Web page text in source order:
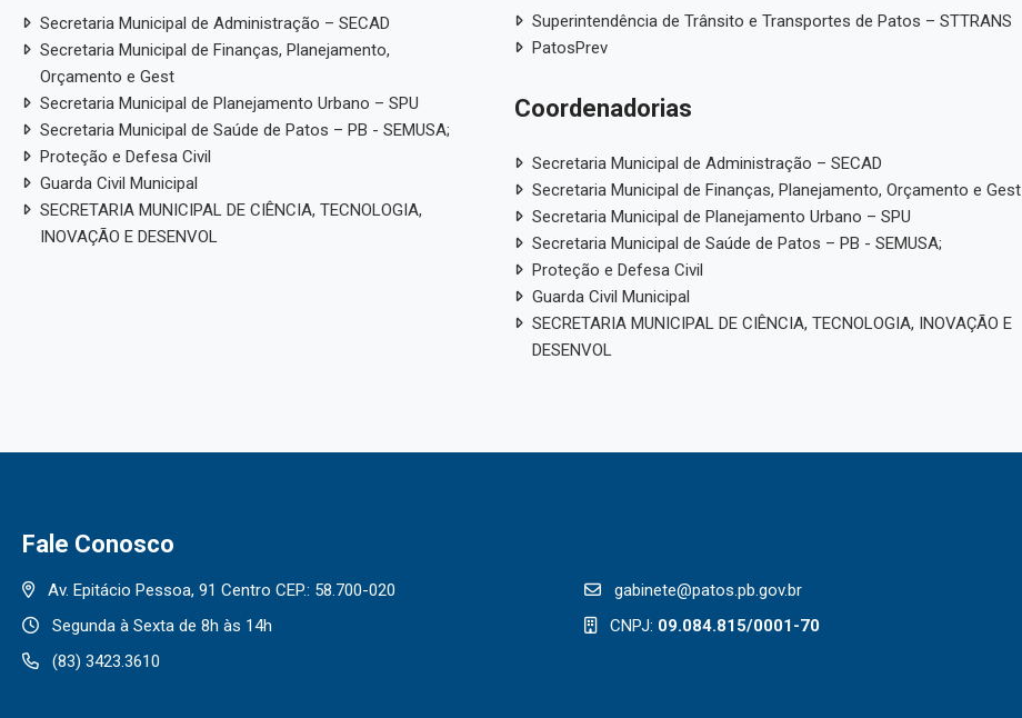
Secretaria Municipal de Administração – SECAD
Secretaria Municipal de Finanças, Planejamento,
Orçamento e Gest
Secretaria Municipal de Planejamento Urbano – SPU
Secretaria Municipal de Saúde de Patos – PB - SEMUSA;
Proteção e Defesa Civil
Guarda Civil Municipal
SECRETARIA MUNICIPAL DE CIÊNCIA, TECNOLOGIA,
INOVAÇÃO E DESENVOL
Superintendência de Trânsito e Transportes de Patos – STTRANS
PatosPrev
Coordenadorias
Secretaria Municipal de Administração – SECAD
Secretaria Municipal de Finanças, Planejamento, Orçamento e Gest
Secretaria Municipal de Planejamento Urbano – SPU
Secretaria Municipal de Saúde de Patos – PB - SEMUSA;
Proteção e Defesa Civil
Guarda Civil Municipal
SECRETARIA MUNICIPAL DE CIÊNCIA, TECNOLOGIA, INOVAÇÃO E
DESENVOL
Fale Conosco
Av. Epitácio Pessoa, 91 Centro CEP.: 58.700-020
Segunda à Sexta de 8h às 14h
(83) 3423.3610
gabinete@patos.pb.gov.br
CNPJ: 09.084.815/0001-70